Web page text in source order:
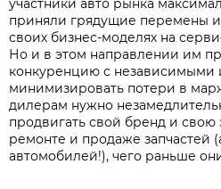
участники авто рынка
приняли грядущие перемены
своих бизнес-моделях на
Но и в этом направлении им
конкуренцию с независимыми
минимизировать потери в
дилерам нужно
продвигать свой бренд и свою
ремонте и продаже запчастей
автомобилей!), чего раньше